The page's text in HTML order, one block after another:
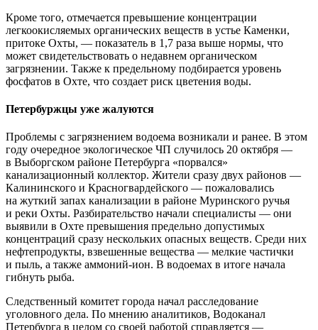
Кроме того, отмечается превышение концентрации
легкоокисляемых органических веществ в устье Каменки,
притоке Охты, — показатель в 1,7 раза выше нормы, что
может свидетельствовать о недавнем органическом
загрязнении. Также к предельному подбирается уровень
фосфатов в Охте, что создает риск цветения воды.
Петербуржцы уже жалуются
Проблемы с загрязнением водоема возникали и ранее. В этом
году очередное экологическое ЧП случилось 20 октября —
в Выборгском районе Петербурга «порвался»
канализационный коллектор. Жители сразу двух районов —
Калининского и Красногвардейского — пожаловались
на жуткий запах канализации в районе Муринского ручья
и реки Охты. Разбирательство начали специалисты — они
выявили в Охте превышения предельно допустимых
концентраций сразу нескольких опасных веществ. Среди них
нефтепродукты, взвешенные вещества — мелкие частички
и пыль, а также аммоний-ион. В водоемах в итоге начала
гибнуть рыба.
Следственный комитет города начал расследование
уголовного дела. По мнению аналитиков, Водоканал
Петербурга в целом со своей работой справляется —